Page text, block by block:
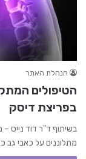
הנהלת האתר
הטיפולים
בפריצת דיסק
בשיתוף ד"ר דוד נייס
מתלוננים על כאבי גב